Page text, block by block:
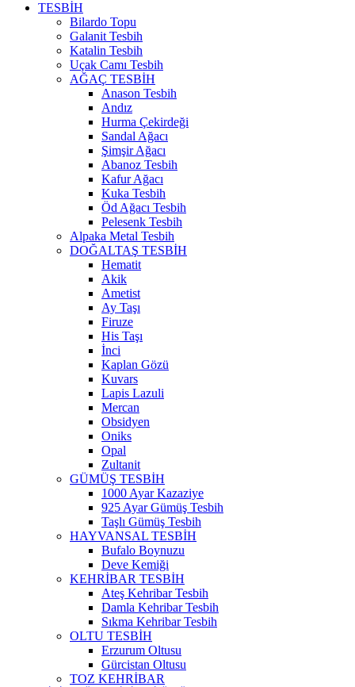
TESBİH
Bilardo Topu
Galanit Tesbih
Katalin Tesbih
Uçak Camı Tesbih
AĞAÇ TESBİH
Anason Tesbih
Andız
Hurma Çekirdeği
Sandal Ağacı
Şimşir Ağacı
Abanoz Tesbih
Kafur Ağacı
Kuka Tesbih
Öd Ağacı Tesbih
Pelesenk Tesbih
Alpaka Metal Tesbih
DOĞALTAŞ TESBİH
Hematit
Akik
Ametist
Ay Taşı
Firuze
His Taşı
İnci
Kaplan Gözü
Kuvars
Lapis Lazuli
Mercan
Obsidyen
Oniks
Opal
Zultanit
GÜMÜŞ TESBİH
1000 Ayar Kazaziye
925 Ayar Gümüş Tesbih
Taşlı Gümüş Tesbih
HAYVANSAL TESBİH
Bufalo Boynuzu
Deve Kemiği
KEHRİBAR TESBİH
Ateş Kehribar Tesbih
Damla Kehribar Tesbih
Sıkma Kehribar Tesbih
OLTU TESBİH
Erzurum Oltusu
Gürcistan Oltusu
TOZ KEHRİBAR